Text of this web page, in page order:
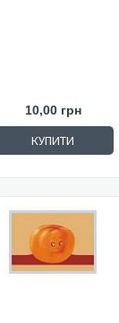
10,00 грн
КУПИТИ